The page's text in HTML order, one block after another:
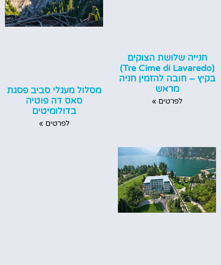
חנייה שלושת הצוקים
(Tre Cime di Lavaredo)
בקיץ – חובה להזמין חניה
מראש
לפרטים »
מסלול מעגלי סביב פסגת
סאס דה פוטיה
בדולומיטים
לפרטים »